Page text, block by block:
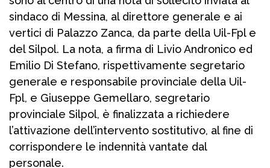
sindaco di Messina, al direttore generale e ai
vertici di Palazzo Zanca, da parte della Uil-Fpl e
del Silpol. La nota, a firma di Livio Andronico ed
Emilio Di Stefano, rispettivamente segretario
generale e responsabile provinciale della Uil-
Fpl, e Giuseppe Gemellaro, segretario
provinciale Silpol, è finalizzata a richiedere
l’attivazione dell’intervento sostitutivo, al fine di
corrispondere le indennità vantate dal
personale.